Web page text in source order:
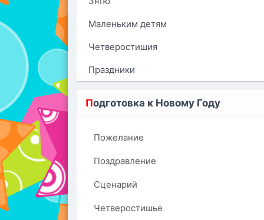
Маленьким детям
Четверостишия
Праздники
Подготовка к Новому Году
Пожелание
Поздравление
Сценарий
Четверостишье